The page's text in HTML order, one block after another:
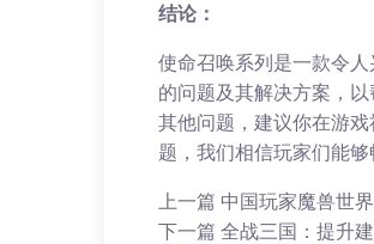
结论：
使命召唤系列是一款令
的问题及其解决方案，
其他问题，建议你在游
题，我们相信玩家们能够
上一篇 中国玩家魔兽世
下一篇 全战三国：提升